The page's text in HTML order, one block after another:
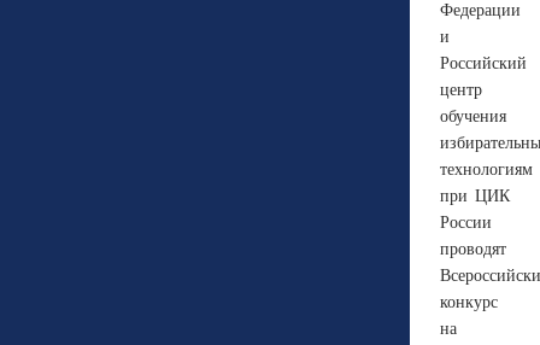
Федерации
и
Российский
центр
обучения
технологиям
при ЦИК
России
проводят
конкурс
на